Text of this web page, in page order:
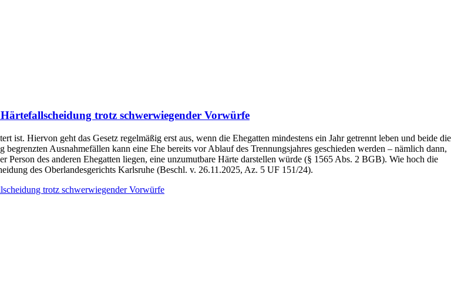
trotz schwerwiegender Vorwürfe
ist. Hiervon geht das Gesetz regelmäßig erst aus, wenn die Ehegatten mindestens ein Jahr getrennt leben und beide die
Ausnahmefällen kann eine Ehe bereits vor Ablauf des Trennungsjahres geschieden werden – nämlich dann,
Person des anderen Ehegatten liegen, eine unzumutbare Härte darstellen würde (§ 1565 Abs. 2 BGB). Wie hoch die
des Oberlandesgerichts Karlsruhe (Beschl. v. 26.11.2025, Az. 5 UF 151/24).
trotz schwerwiegender Vorwürfe